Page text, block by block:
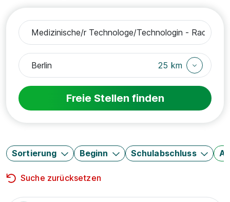
25 km
Freie Stellen finden
Sortierung Beginn Schulabschluss
Suche zurücksetzen